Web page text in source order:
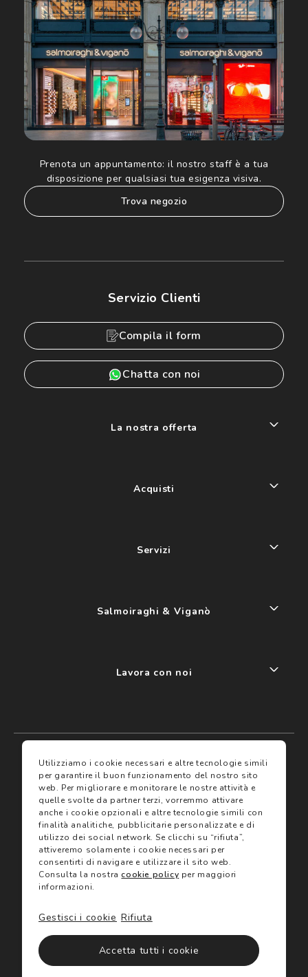
I miei preferiti
Assicurazioni
Servizi
Trova negozio
Gift Card
ed altre comunicazioni di carattere pubblicitario (consultare
Informativa sulla privacyper ulteriori informazioni).
Prenota un appuntamento: il nostro staff è a tua
disposizione per qualsiasi tua esigenza visiva.
trova negozio
Servizio Clienti
Compila il form
Chatta con noi
La nostra offerta
Acquisti
Servizi
Salmoiraghi & Viganò
Lavora con noi
Termini e condizioni
Termini di vendita
Avvertenze e informazioni di sicurezza sui prodotti
Informativa sulla Privacy
Utilizzo dei cookie
Utilizziamo i cookie necessari e altre tecnologie simili
per garantire il buon funzionamento del nostro sito
web. Per migliorare e monitorare le nostre attività e
quelle svolte da partner terzi, vorremmo attivare
anche i cookie opzionali e altre tecnologie simili con
finalità analitiche, pubblicitarie personalizzate e di
utilizzo dei social network. Se clicchi su “rifiuta”,
attiveremo solamente i cookie necessari per
consentirti di navigare e utilizzare il sito web.
Consulta la nostracookie policy per maggiori
informazioni.
Accetta tutti i cookie
Rifiuta
Gestisci i cookie